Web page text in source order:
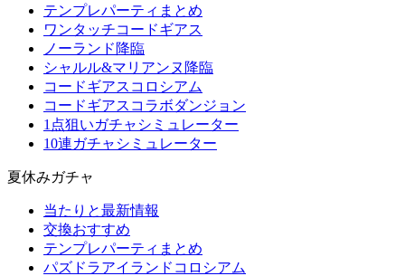
テンプレパーティまとめ
ワンタッチコードギアス
ノーランド降臨
シャルル&マリアンヌ降臨
コードギアスコロシアム
コードギアスコラボダンジョン
1点狙いガチャシミュレーター
10連ガチャシミュレーター
夏休みガチャ
当たりと最新情報
交換おすすめ
テンプレパーティまとめ
パズドラアイランドコロシアム